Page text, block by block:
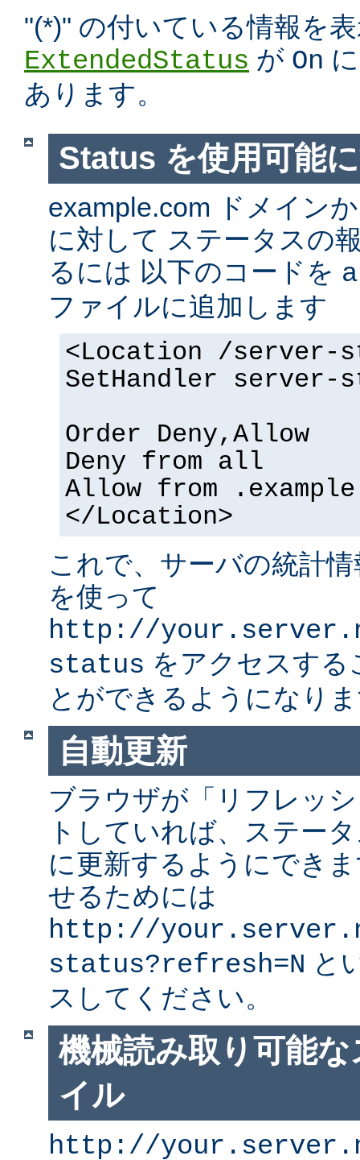
"(*)" の付いている情報を
ExtendedStatus が On
あります。
Status を使用可能
example.com ドメイン
に対して ステータスの
るには 以下のコードを
ファイルに追加します
<Location /server-
SetHandler server-
Order Deny,Allow
Deny from all
Allow from
</Location>
これで、サーバの統計
を使って
http://
status をアクセスす
とができるようになり
自動更新
ブラウザが「リフレッ
トしていれば、ステー
に更新するようにでき
せるためには
http://
status?refresh=N と
スしてください。
機械読み取り可能
イル
http://